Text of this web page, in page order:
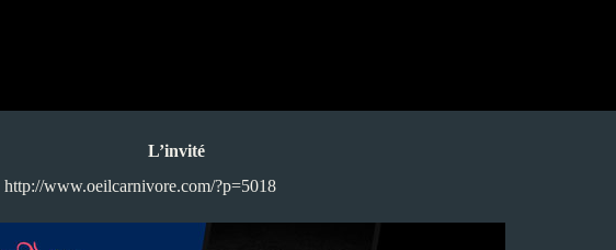
L’invité
http://www.oeilcarnivore.com/?p=5018